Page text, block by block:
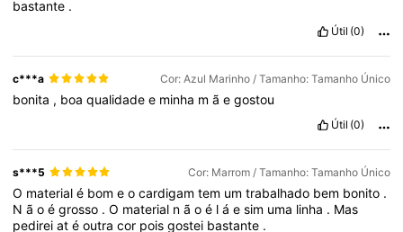
bastante .
Útil (0)
c***a Cor: Azul Marinho / Tamanho: Tamanho Único
bonita , boaqualidadee minha mãegostou
Útil (0)
s***5 Cor: Marrom / Tamanho: Tamanho Único
O materialé bomeocardigamtem umtrabalhado bem bonito .
Nãoégrosso .O material nãoé láesim uma linha . Mas
pedireiatéoutracor poisgostei bastante .